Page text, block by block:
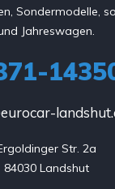
Sondermodelle,
Jahreswagen.
Str. 2a
84030 Landshut